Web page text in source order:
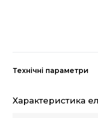
Технічні параметри
Характеристика